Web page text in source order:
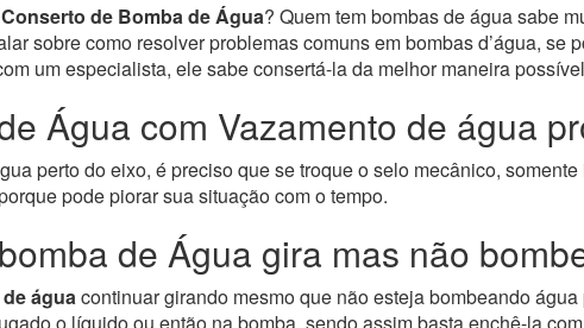
Conserto de Bomba de Água? Quem tem bombas de água sabe
sobre como resolver problemas comuns em bombas d’água, se
um especialista, ele sabe consertá-la da melhor maneira
Água com Vazamento de água
perto do eixo, é preciso que se troque o selo mecânico,
pode piorar sua situação com o tempo.
de Água gira mas não
águacontinuar girando mesmo que não esteja bombeando
o líquido ou então na bomba, sendo assim basta enchê-la